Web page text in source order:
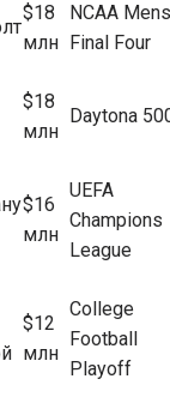
$18
млн
NCAA Mens
Final Four
$18
млн
Daytona
$16
млн
UEFA
Champions
League
$12
млн
College
Football
Playoff